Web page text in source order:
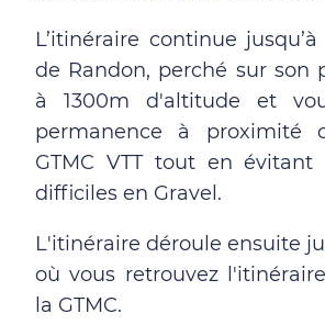
L’itinéraire continue
de Randon, perché sur son
à 1300m d'altitude et
permanence à proximité
GTMC VTT tout en évitant
difficiles en Gravel.
L'itinéraire déroule ensuite
où vous retrouvez
la GTMC.